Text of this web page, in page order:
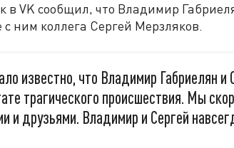
в VK сообщил, что Владимир
ним коллега Сергей Мерзляков.
известно, что Владимир Габриелян
трагического происшествия. Мы
и друзьями. Владимир и Сергей